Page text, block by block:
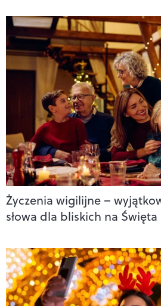
Życzenia wigilijne –
słowa dla bliskich na Święta